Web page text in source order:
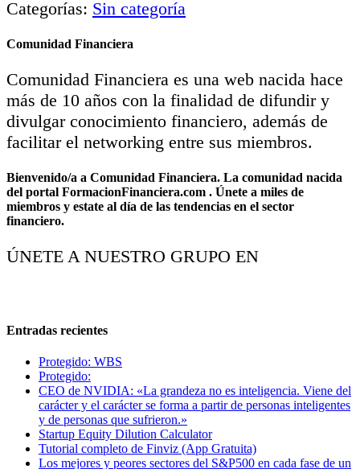
Categorías: Sin categoría
Comunidad Financiera
Comunidad Financiera es una web nacida hace
más de 10 años con la finalidad de difundir y
divulgar conocimiento financiero, además de
facilitar el networking entre sus miembros.
Bienvenido/a a Comunidad Financiera. La comunidad nacida
del portal FormacionFinanciera.com . Únete a miles de
miembros y estate al día de las tendencias en el sector
financiero.
ÚNETE A NUESTRO GRUPO EN
Entradas recientes
Protegido: WBS
Protegido:
CEO de NVIDIA: «La grandeza no es inteligencia. Viene del
carácter y el carácter se forma a partir de personas inteligentes
y de personas que sufrieron.»
Startup Equity Dilution Calculator
Tutorial completo de Finviz (App Gratuita)
Los mejores y peores sectores del S&P500 en cada fase de un